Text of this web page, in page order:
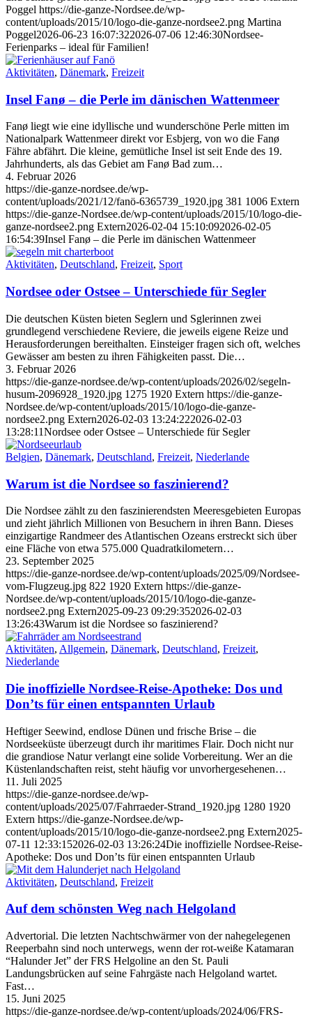
Poggel https://die-ganze-Nordsee.de/wp-
content/uploads/2015/10/logo-die-ganze-nordsee2.png Martina
Poggel2026-06-23 16:07:322026-07-06 12:46:30Nordsee-
Ferienparks – ideal für Familien!
Aktivitäten, Dänemark, Freizeit
Insel Fanø – die Perle im dänischen Wattenmeer
Fanø liegt wie eine idyllische und wunderschöne Perle mitten im
Nationalpark Wattenmeer direkt vor Esbjerg, von wo die Fanø
Fähre abfährt. Die kleine, gemütliche Insel ist seit Ende des 19.
Jahrhunderts, als das Gebiet am Fanø Bad zum…
4. Februar 2026
https://die-ganze-nordsee.de/wp-
content/uploads/2021/12/fanö-6365739_1920.jpg 381 1006 Extern
https://die-ganze-Nordsee.de/wp-content/uploads/2015/10/logo-die-
ganze-nordsee2.png Extern2026-02-04 15:10:092026-02-05
16:54:39Insel Fanø – die Perle im dänischen Wattenmeer
Aktivitäten, Deutschland, Freizeit, Sport
Nordsee oder Ostsee – Unterschiede für Segler
Die deutschen Küsten bieten Seglern und Sglerinnen zwei
grundlegend verschiedene Reviere, die jeweils eigene Reize und
Herausforderungen bereithalten. Einsteiger fragen sich oft, welches
Gewässer am besten zu ihren Fähigkeiten passt. Die…
3. Februar 2026
https://die-ganze-nordsee.de/wp-content/uploads/2026/02/segeln-
husum-2096928_1920.jpg 1275 1920 Extern https://die-ganze-
Nordsee.de/wp-content/uploads/2015/10/logo-die-ganze-
nordsee2.png Extern2026-02-03 13:24:222026-02-03
13:28:11Nordsee oder Ostsee – Unterschiede für Segler
Belgien, Dänemark, Deutschland, Freizeit, Niederlande
Warum ist die Nordsee so faszinierend?
Die Nordsee zählt zu den faszinierendsten Meeresgebieten Europas
und zieht jährlich Millionen von Besuchern in ihren Bann. Dieses
einzigartige Randmeer des Atlantischen Ozeans erstreckt sich über
eine Fläche von etwa 575.000 Quadratkilometern…
23. September 2025
https://die-ganze-nordsee.de/wp-content/uploads/2025/09/Nordsee-
vom-Flugzeug.jpg 822 1920 Extern https://die-ganze-
Nordsee.de/wp-content/uploads/2015/10/logo-die-ganze-
nordsee2.png Extern2025-09-23 09:29:352026-02-03
13:26:43Warum ist die Nordsee so faszinierend?
Aktivitäten, Allgemein, Dänemark, Deutschland, Freizeit,
Niederlande
Die inoffizielle Nordsee-Reise-Apotheke: Dos und
Don’ts für einen entspannten Urlaub
Heftiger Seewind, endlose Dünen und frische Brise – die
Nordseeküste überzeugt durch ihr maritimes Flair. Doch nicht nur
die grandiose Natur verlangt eine solide Vorbereitung. Wer an die
Küstenlandschaften reist, steht häufig vor unvorhergesehenen…
11. Juli 2025
https://die-ganze-nordsee.de/wp-
content/uploads/2025/07/Fahrraeder-Strand_1920.jpg 1280 1920
Extern https://die-ganze-Nordsee.de/wp-
content/uploads/2015/10/logo-die-ganze-nordsee2.png Extern2025-
07-11 12:33:152026-02-03 13:26:24Die inoffizielle Nordsee-Reise-
Apotheke: Dos und Don’ts für einen entspannten Urlaub
Aktivitäten, Deutschland, Freizeit
Auf dem schönsten Weg nach Helgoland
Advertorial. Die letzten Nachtschwärmer von der nahegelegenen
Reeperbahn sind noch unterwegs, wenn der rot-weiße Katamaran
“Halunder Jet” der FRS Helgoline an den St. Pauli
Landungsbrücken auf seine Fahrgäste nach Helgoland wartet.
Fast…
15. Juni 2025
https://die-ganze-nordsee.de/wp-content/uploads/2024/06/FRS-